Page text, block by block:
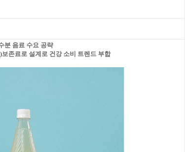
분 음료 수요 공략
존료로 설계로 건강 소비 트렌드 부합